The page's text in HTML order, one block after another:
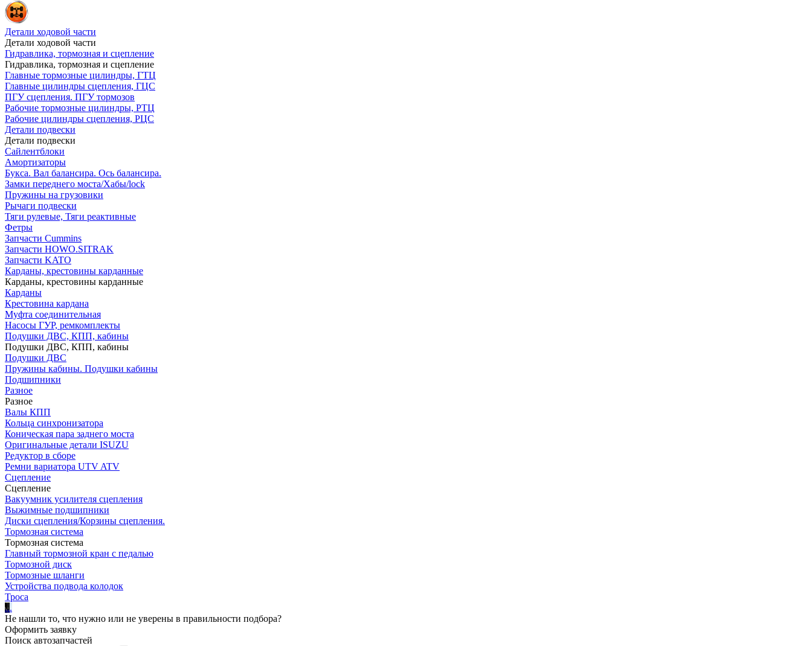
Детали ходовой части
Детали ходовой части
Гидравлика, тормозная и сцепление
Гидравлика, тормозная и сцепление
Главные тормозные цилиндры, ГТЦ
Главные цилиндры сцепления, ГЦС
ПГУ сцепления. ПГУ тормозов
Рабочие тормозные цилиндры, РТЦ
Рабочие цилиндры сцепления, РЦС
Детали подвески
Детали подвески
Cайлентблоки
Амортизаторы
Букса. Вал балансира. Ось балансира.
Замки переднего моста/Хабы/lock
Пружины на грузовики
Рычаги подвески
Тяги рулевые, Тяги реактивные
Фетры
Запчасти Cummins
Запчасти HOWO.SITRAK
Запчасти KATO
Карданы, крестовины карданные
Карданы, крестовины карданные
Карданы
Крестовина кардана
Муфта соединительная
Насосы ГУР, ремкомплекты
Подушки ДВС, КПП, кабины
Подушки ДВС, КПП, кабины
Подушки ДВС
Пружины кабины. Подушки кабины
Подшипники
Разное
Разное
Валы КПП
Кольца синхронизатора
Коническая пара заднего моста
Оригинальные детали ISUZU
Редуктор в сборе
Ремни вариатора UTV ATV
Сцепление
Сцепление
Вакуумник усилителя сцепления
Выжимные подшипники
Диски сцепления/Корзины сцепления.
Тормозная система
Тормозная система
Главный тормозной кран с педалью
Тормозной диск
Тормозные шланги
Устройства подвода колодок
Троса
...
Не нашли то, что нужно или не уверены в правильности подбора?
Оформить заявку
Поиск автозапчастей